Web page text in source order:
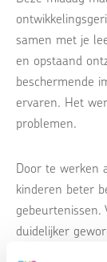
samen met je
en opstaand
beschermende
ervaren. Het
problemen.
Door te werken
kinderen beter
gebeurtenissen.
duidelijker
voor